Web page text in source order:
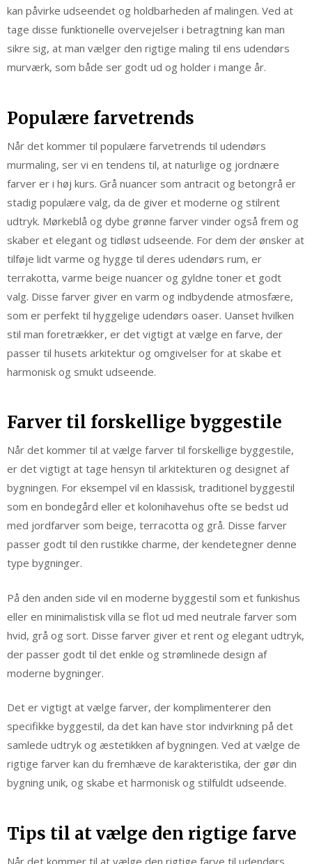
kan påvirke udseendet og holdbarheden af malingen. Ved at
tage disse funktionelle overvejelser i betragtning kan man
sikre sig, at man vælger den rigtige maling til ens udendørs
murværk, som både ser godt ud og holder i mange år.
Populære farvetrends
Når det kommer til populære farvetrends til udendørs
murmaling, ser vi en tendens til, at naturlige og jordnære
farver er i høj kurs. Grå nuancer som antracit og betongrå er
stadig populære valg, da de giver et moderne og stilrent
udtryk. Mørkeblå og dybe grønne farver vinder også frem og
skaber et elegant og tidløst udseende. For dem der ønsker at
tilføje lidt varme og hygge til deres udendørs rum, er
terrakotta, varme beige nuancer og gyldne toner et godt
valg. Disse farver giver en varm og indbydende atmosfære,
som er perfekt til hyggelige udendørs oaser. Uanset hvilken
stil man foretrækker, er det vigtigt at vælge en farve, der
passer til husets arkitektur og omgivelser for at skabe et
harmonisk og smukt udseende.
Farver til forskellige byggestile
Når det kommer til at vælge farver til forskellige byggestile,
er det vigtigt at tage hensyn til arkitekturen og designet af
bygningen. For eksempel vil en klassisk, traditionel byggestil
som en bondegård eller et kolonihavehus ofte se bedst ud
med jordfarver som beige, terracotta og grå. Disse farver
passer godt til den rustikke charme, der kendetegner denne
type bygninger.
På den anden side vil en moderne byggestil som et funkishus
eller en minimalistisk villa se flot ud med neutrale farver som
hvid, grå og sort. Disse farver giver et rent og elegant udtryk,
der passer godt til det enkle og strømlinede design af
moderne bygninger.
Det er vigtigt at vælge farver, der komplimenterer den
specifikke byggestil, da det kan have stor indvirkning på det
samlede udtryk og æstetikken af bygningen. Ved at vælge de
rigtige farver kan du fremhæve de karakteristika, der gør din
bygning unik, og skabe et harmonisk og stilfuldt udseende.
Tips til at vælge den rigtige farve
Når det kommer til at vælge den rigtige farve til udendørs